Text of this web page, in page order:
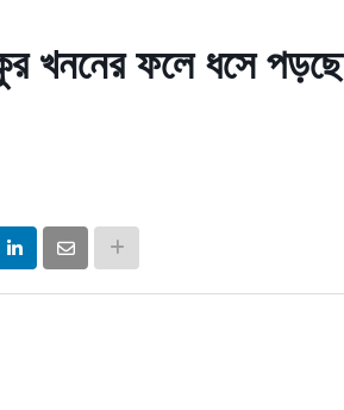
খননের ফলে ধসে পড়ছে